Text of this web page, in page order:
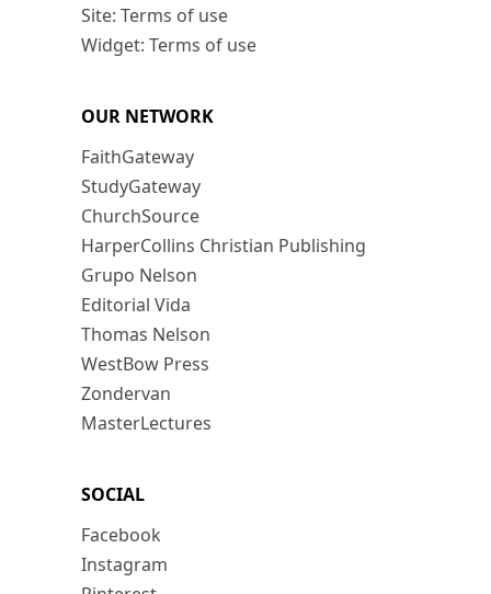
Site: Terms of use
Widget: Terms of use
OUR NETWORK
FaithGateway
StudyGateway
ChurchSource
HarperCollins Christian Publishing
Grupo Nelson
Editorial Vida
Thomas Nelson
WestBow Press
Zondervan
MasterLectures
SOCIAL
Facebook
Instagram